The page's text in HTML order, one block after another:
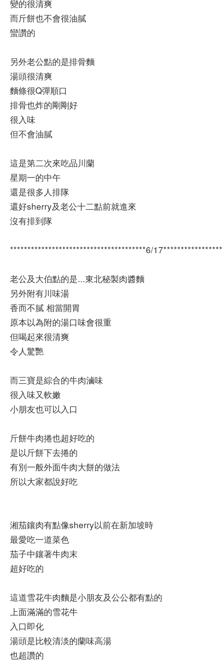
變的很清爽
而斤餅也不會很油膩
蠻讚的
另外老公點的是排骨麵
湯頭很清爽
麵條很Q彈順口
排骨也炸的剛剛好
很入味
但不會油膩
這是第二次來吃品川蘭
星期一的中午
還是很多人排隊
還好sherry及老公十二點前就進來
沒有排到隊
***************************************6/
老公及大伯點的是...東北秘製肉醬麵
另外附有川味湯
香而不膩 相當開胃
原本以為附的湯口味會很重
但喝起來很清爽
令人驚艷
而三寶是綜合的牛肉滷味
很入味又軟嫩
小朋友也可以入口
斤餅牛肉捲也超好吃的
是以斤餅下去捲的
有別一般外面牛肉大餅的做法
所以大家都說好吃
湘茄鑲肉有點像sherry以前在新加坡時
最愛吃一道菜色
茄子中鑲著牛肉末
超好吃的
這道雪花牛肉麵是小朋友及公公都有點的
上面滿滿的雪花牛
入口即化
湯頭是比較清淡的蘭味高湯
也超讚的